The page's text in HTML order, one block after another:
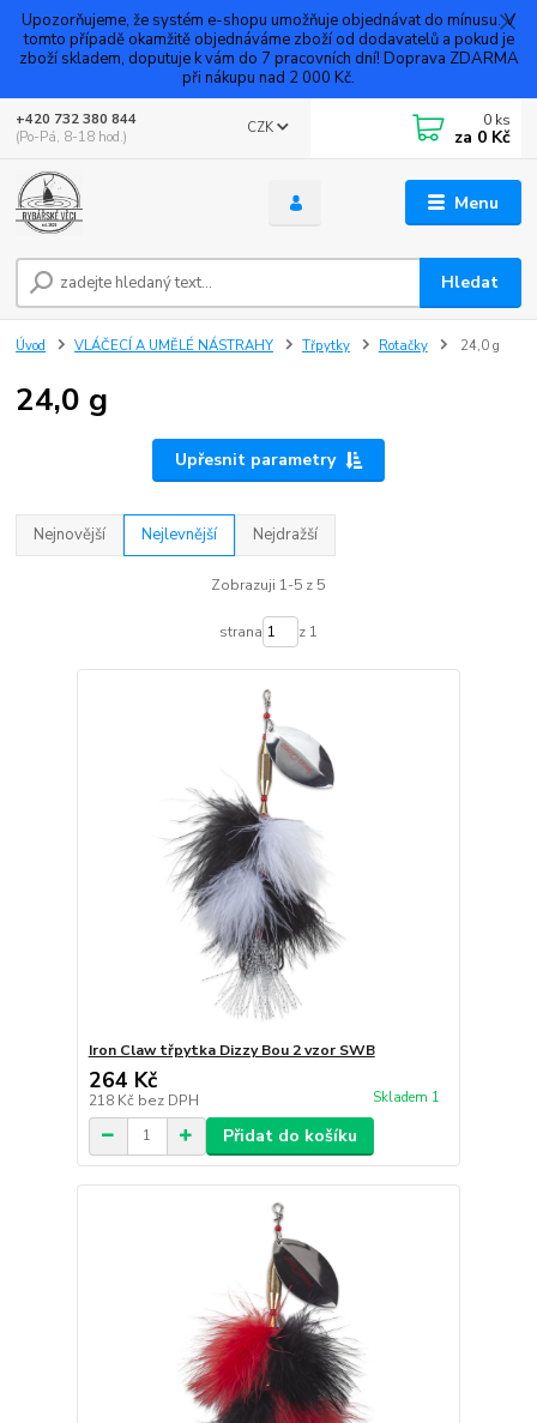
Upozorňujeme, že systém e-shopu umožňuje objednávat do mínusu. V
tomto případě okamžitě objednáváme zboží od dodavatelů a pokud je
zboží skladem, doputuje k vám do 7 pracovních dní! Doprava ZDARMA
při nákupu nad 2 000 Kč.
Menu
CZK
Hledat
+420 732 380 844
(Po-Pá, 8-18 hod.)
0 ks
za 0 Kč
Úvod VLÁČECÍ A UMĚLÉ NÁSTRAHY Třpytky Rotačky 24,0 g
24,0 g
Upřesnit parametry
Nejnovější Nejlevnější Nejdražší
Zobrazuji 1-5 z 5
strana z 1
Iron Claw třpytka Dizzy Bou 2 vzor SWB
264 Kč
218 Kč bez DPH Skladem 1
Přidat do košíku